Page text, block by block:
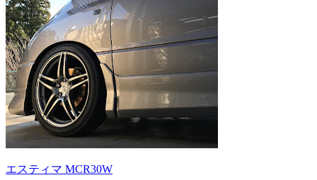
エスティマ MCR30W